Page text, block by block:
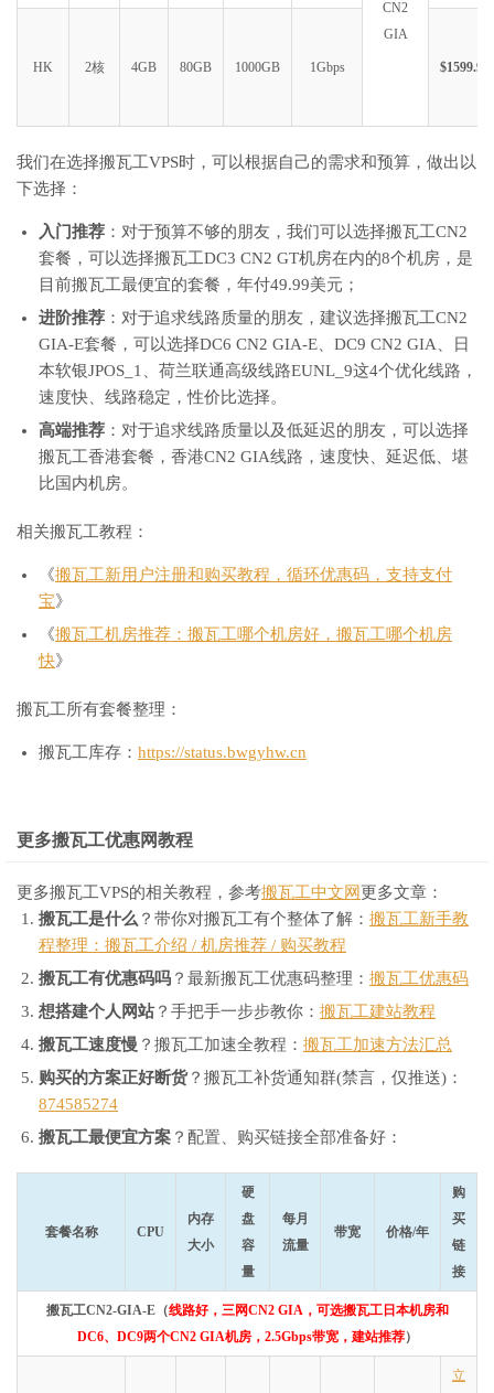
CN2
GIA
HK 2核 4GB 80GB 1000GB 1Gbps $1599.99
我们在选择搬瓦工VPS时，可以根据自己的需求和预算，做出以
下选择：
入门推荐 ：对于预算不够的朋友，我们可以选择搬瓦工CN2
套餐，可以选择搬瓦工DC3 CN2 GT机房在内的8个机房，是
目前搬瓦工最便宜的套餐，年付49.99美元；
进阶推荐 ：对于追求线路质量的朋友，建议选择搬瓦工CN2
GIA-E套餐，可以选择DC6 CN2 GIA-E、DC9 CN2 GIA、日
本软银JPOS_1、荷兰联通高级线路EUNL_9这4个优化线路，
速度快、线路稳定，性价比选择。
高端推荐 ：对于追求线路质量以及低延迟的朋友，可以选择
搬瓦工香港套餐，香港CN2 GIA线路，速度快、延迟低、堪
比国内机房。
相关搬瓦工教程：
《搬瓦工新用户注册和购买教程，循环优惠码，支持支付
宝》
《搬瓦工机房推荐：搬瓦工哪个机房好，搬瓦工哪个机房
快》
搬瓦工所有套餐整理：
搬瓦工库存： https://status.bwgyhw.cn
更多搬瓦工优惠网教程
更多搬瓦工VPS的相关教程，参考搬瓦工中文网 更多文章：
搬瓦工是什么 ？带你对搬瓦工有个整体了解： 搬瓦工新手教
程整理：搬瓦工介绍 / 机房推荐 / 购买教程
搬瓦工有优惠码吗 ？最新搬瓦工优惠码整理： 搬瓦工优惠码
想搭建个人网站？手把手一步步教你： 搬瓦工建站教程
搬瓦工速度慢 ？搬瓦工加速全教程： 搬瓦工加速方法汇总
购买的方案正好断货？搬瓦工补货通知群(禁言，仅推送)：
874585274
搬瓦工最便宜方案 ？配置、购买链接全部准备好：
套餐名称 CPU
内存
大小
硬
盘
容
量
每月
流量
带宽 价格/年
购
买
链
接
搬瓦工CN2-GIA-E（线路好，三网CN2 GIA，可选搬瓦工日本机房和
DC6、DC9两个CN2 GIA机房，2.5Gbps带宽，建站推荐）
立